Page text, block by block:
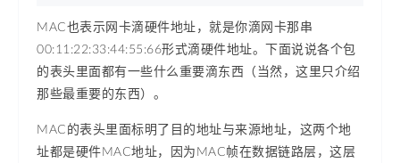
MAC也表示网卡滴硬件地址，就是你滴网卡那串
00:11:22:33:44:55:66形式滴硬件地址。下面说说各个包
的表头里面都有一些什么重要滴东西（当然，这里只介绍
那些最重要的东西）。
MAC的表头里面标明了目的地址与来源地址，这两个地
址都是硬件MAC地址，因为MAC帧在数据链路层，这层